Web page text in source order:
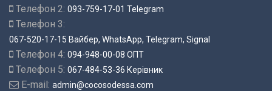
Телефон 2: 093-759-17-01 Telegram
Телефон 3:
067-520-17-15 Вайбер, WhatsApp, Telegram, Signal
Телефон 4: 094-948-00-08 ОПТ
Телефон 5: 067-484-53-36 Керівник
E-mail: admin@cocosodessa.com